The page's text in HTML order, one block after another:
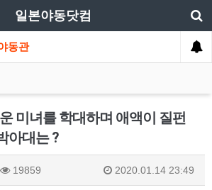
일본야동닷컴
동관
미녀를 학대하며 애액이 질펀
아대는 ?
19859 2020.01.14 23:49